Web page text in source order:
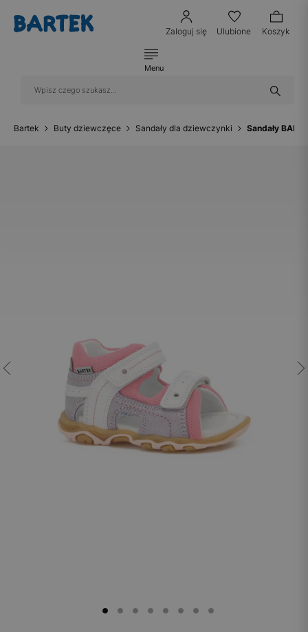
Zaloguj się Ulubione Koszyk
Menu
Bartek Buty dziewczęce Sandały dla dziewczynki Sandały